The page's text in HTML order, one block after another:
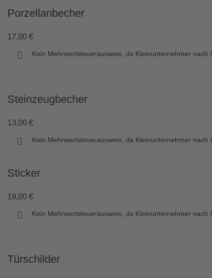
Porzellanbecher
17,00 €
Kein Mehrwertsteuerausweis, da Kleinunternehmer nach
Steinzeugbecher
13,00 €
Kein Mehrwertsteuerausweis, da Kleinunternehmer nach
Sticker
19,00 €
Kein Mehrwertsteuerausweis, da Kleinunternehmer nach
Türschilder